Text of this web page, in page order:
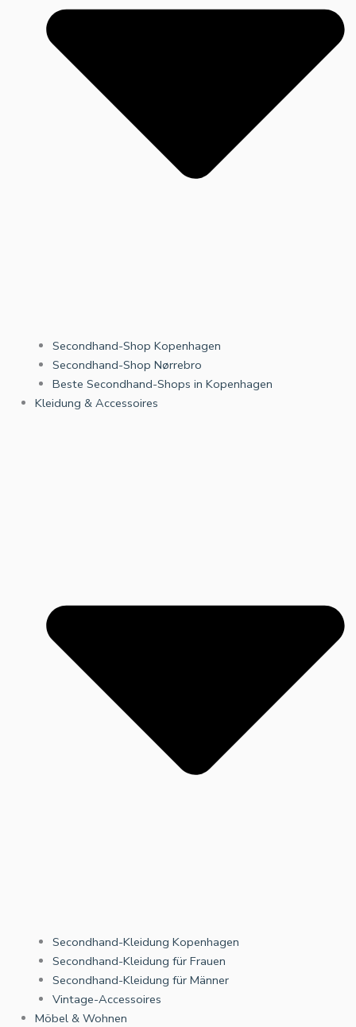
Secondhand-Shop Kopenhagen
Secondhand-Shop Nørrebro
Beste Secondhand-Shops in Kopenhagen
Kleidung & Accessoires
Secondhand-Kleidung Kopenhagen
Secondhand-Kleidung für Frauen
Secondhand-Kleidung für Männer
Vintage-Accessoires
Möbel & Wohnen